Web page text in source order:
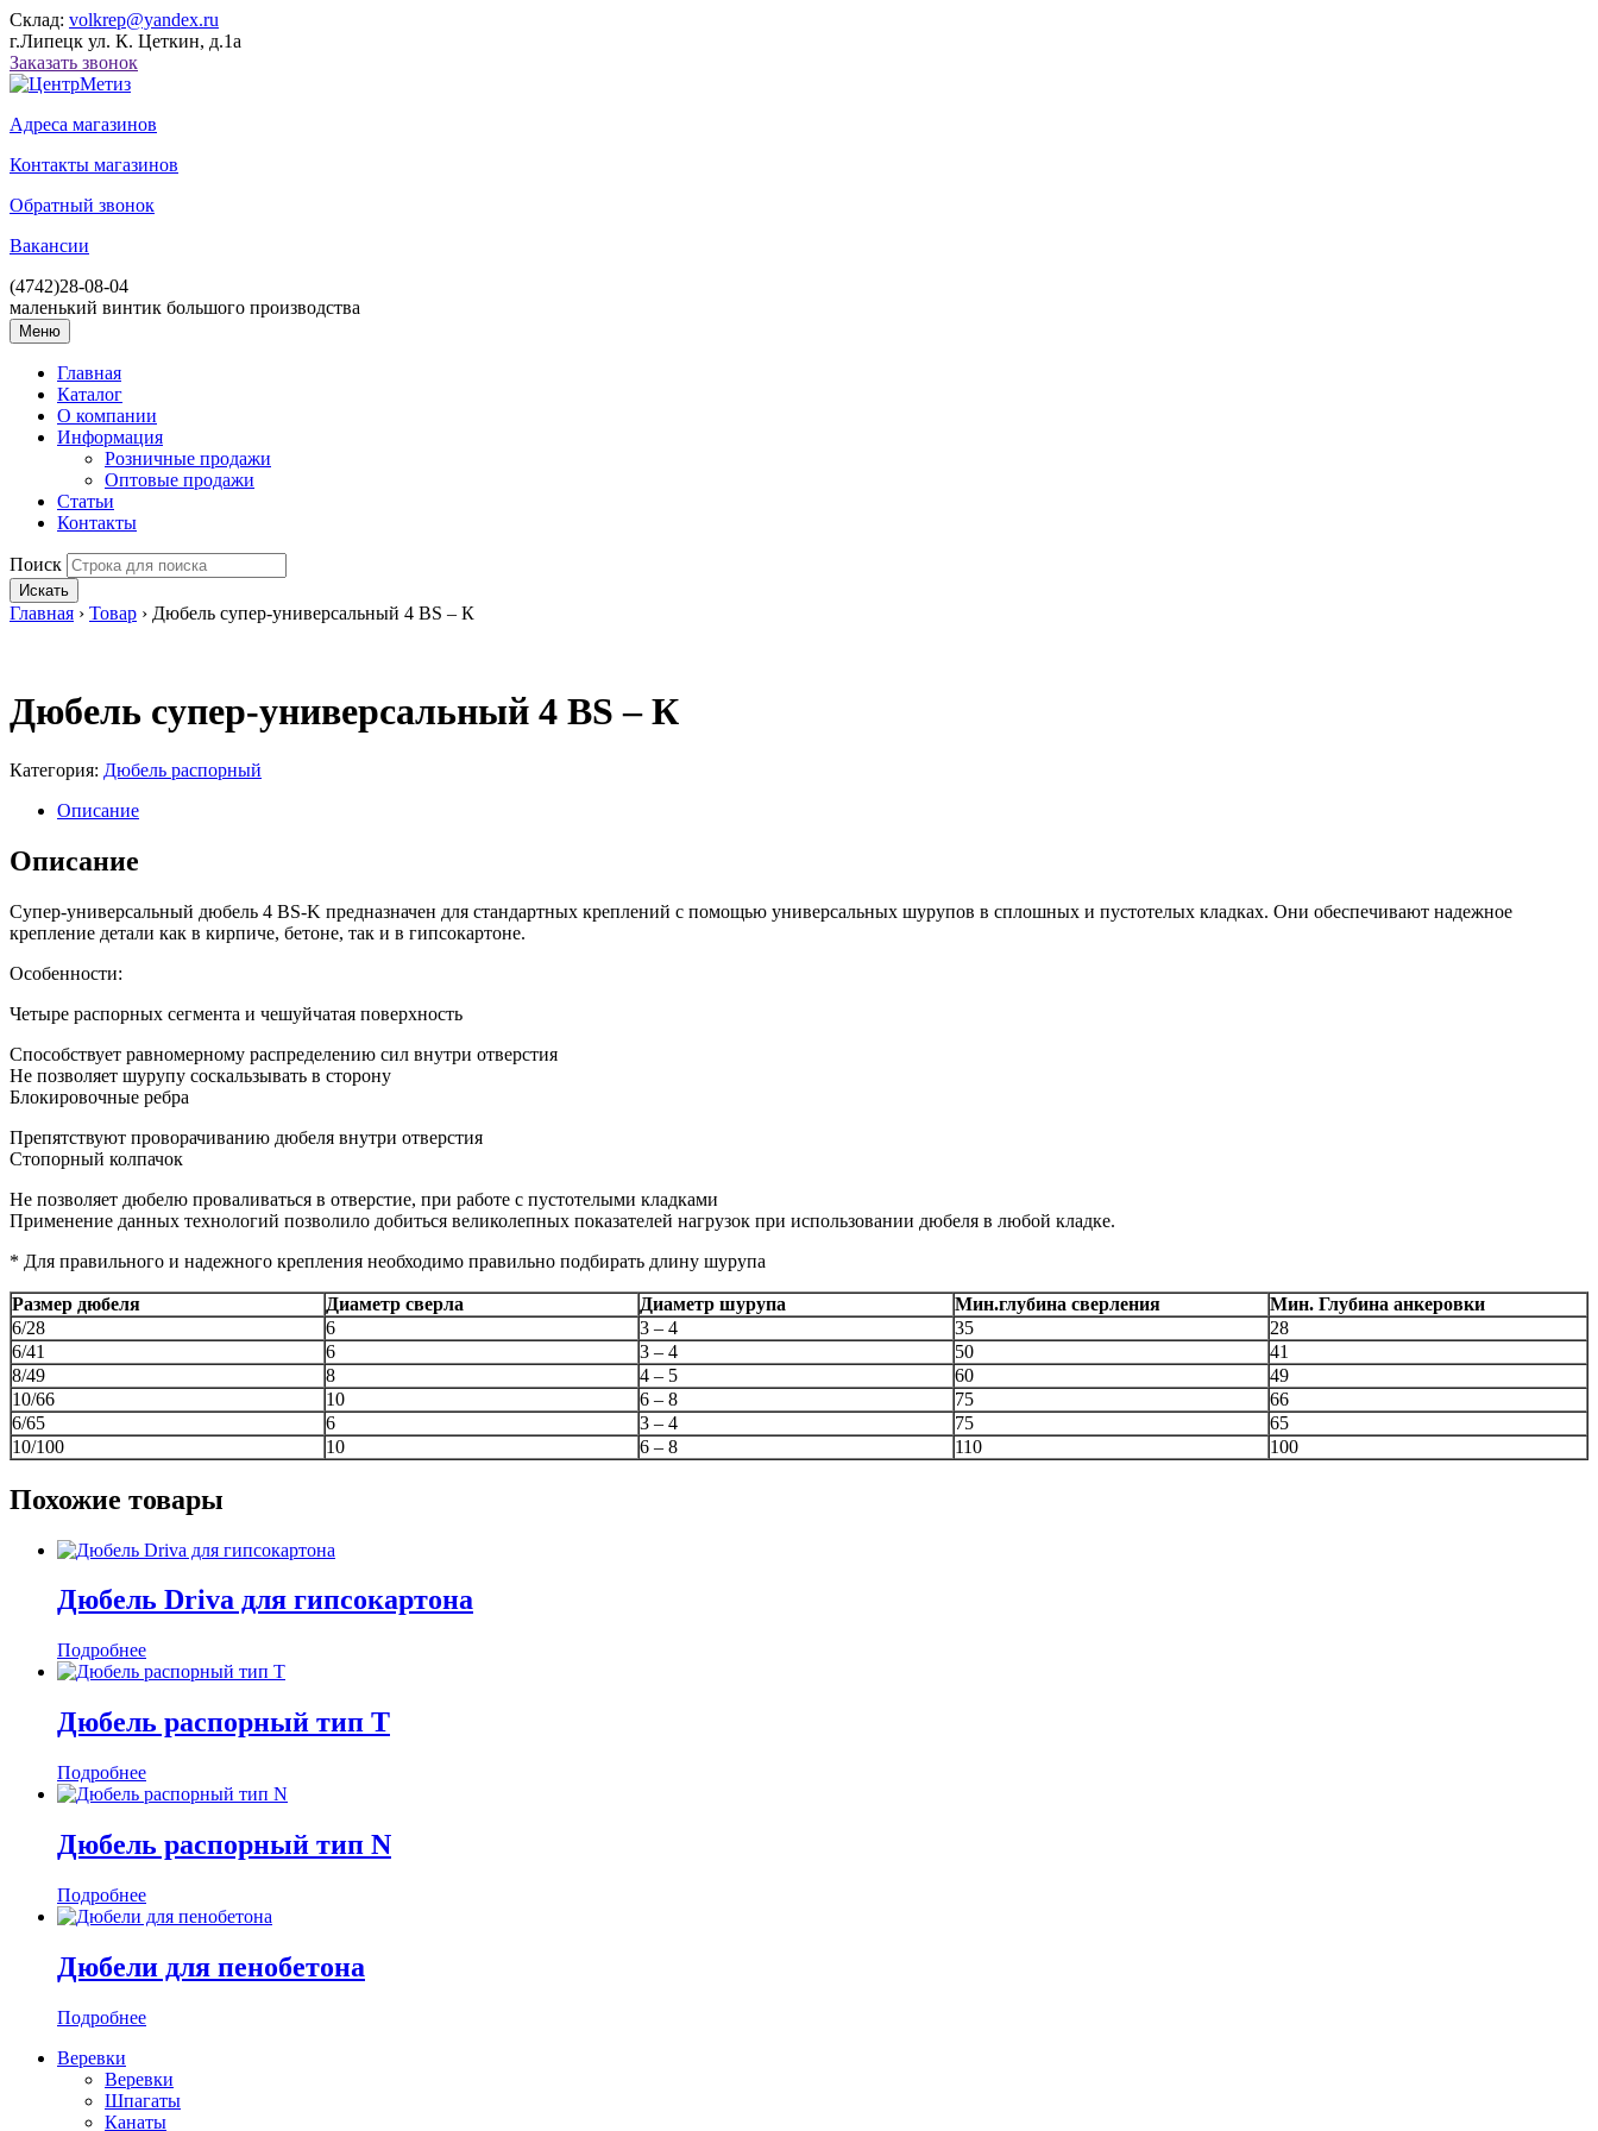
Склад: volkrep@yandex.ru
г.Липецк ул. К. Цеткин, д.1а
Заказать звонок
Адреса магазинов
Контакты магазинов
Обратный звонок
Вакансии
(4742)28-08-04
маленький винтик большого производства
Меню
Главная
Каталог
О компании
Информация
Розничные продажи
Оптовые продажи
Статьи
Контакты
Поиск
Искать
Главная › Товар › Дюбель супер-универсальный 4 BS – К
Дюбель супер-универсальный 4 BS – К
Категория: Дюбель распорный
Описание
Описание
Супер-универсальный дюбель 4 BS-K предназначен для стандартных креплений с помощью универсальных шурупов в сплошных и пустотелых кладках. Они обеспечивают надежное
крепление детали как в кирпиче, бетоне, так и в гипсокартоне.
Особенности:
Четыре распорных сегмента и чешуйчатая поверхность
Способствует равномерному распределению сил внутри отверстия
Не позволяет шурупу соскальзывать в сторону
Блокировочные ребра
Препятствуют проворачиванию дюбеля внутри отверстия
Стопорный колпачок
Не позволяет дюбелю проваливаться в отверстие, при работе с пустотелыми кладками
Применение данных технологий позволило добиться великолепных показателей нагрузок при использовании дюбеля в любой кладке.
* Для правильного и надежного крепления необходимо правильно подбирать длину шурупа
Размер дюбеля Диаметр сверла Диаметр шурупа Мин.глубина сверления
Мин. Глубина анкеровки
6/28
6 3 – 4 35
28
6/41
6 3 – 4 50
41
8/49
8 4 – 5 60
49
10/66
10 6 – 8 75
66
6/65
6 3 – 4 75
65
10/100
10 6 – 8 110 100
Похожие товары
Дюбель Driva для гипсокартона
Подробнее
Дюбель распорный тип Т
Подробнее
Дюбель распорный тип N
Подробнее
Дюбели для пенобетона
Подробнее
Веревки
Веревки
Шпагаты
Канаты